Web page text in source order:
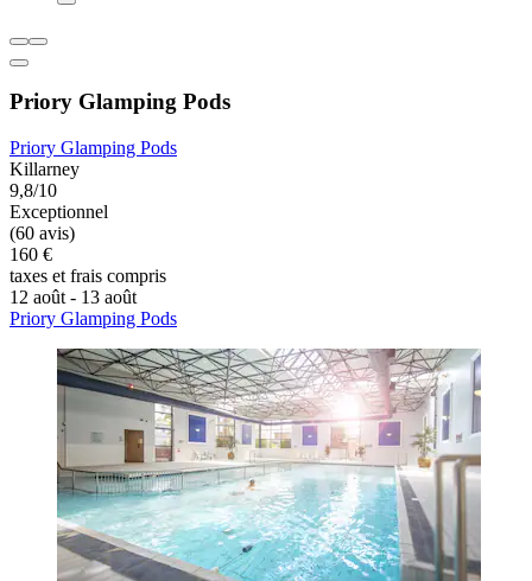
Priory Glamping Pods
Priory Glamping Pods
Killarney
9,8/10
Exceptionnel
(60 avis)
160 €
taxes et frais compris
12 août - 13 août
Priory Glamping Pods